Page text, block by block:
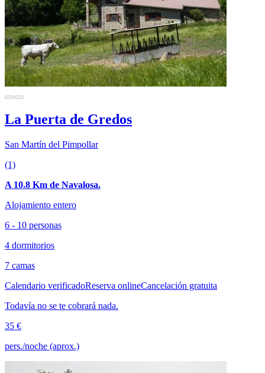
La Puerta de Gredos
San Martín del Pimpollar
(1)
A 10.8 Km de Navalosa.
Alojamiento entero
6 - 10 personas
4 dormitorios
7 camas
Calendario verificadoReserva onlineCancelación gratuita
Todavía no se te cobrará nada.
35 €
pers./noche (aprox.)